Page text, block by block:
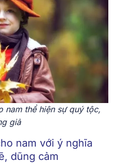
nam thể hiện sự quý tộc,
giả
nam với ý nghĩa
dũng cảm